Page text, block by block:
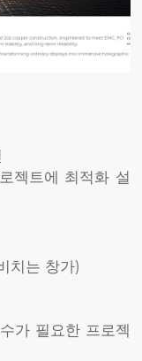
젝트에 최적화 설
치는 창가)
가 필요한 프로젝